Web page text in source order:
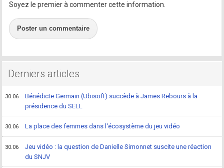
Soyez le premier à commenter cette information.
Poster un commentaire
Derniers articles
30.06
Bénédicte Germain (Ubisoft) succède à James Rebours à la
présidence du SELL
30.06 La place des femmes dans l'écosystème du jeu vidéo
30.06
Jeu vidéo : la question de Danielle Simonnet suscite une réaction
du SNJV